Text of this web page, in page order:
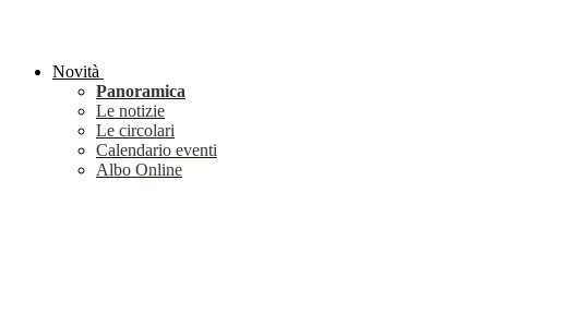
Novità
Panoramica
Le notizie
Le circolari
Calendario eventi
Albo Online